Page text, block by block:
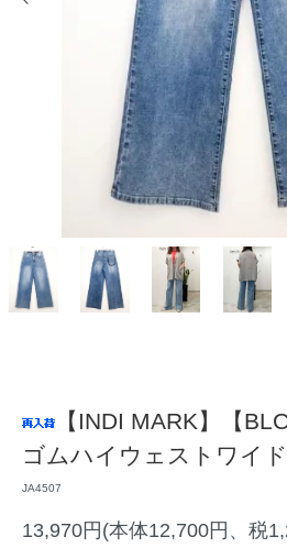
【INDI MARK】【
ゴムハイウェストワイ
JA4507
13,970円(本体12,700円、税